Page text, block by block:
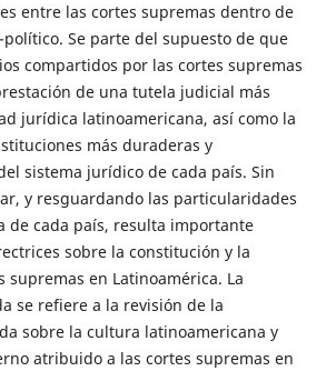
entre las cortes supremas dentro de
Se parte del supuesto de que
compartidos por las cortes supremas
de una tutela judicial más
jurídica latinoamericana, así como la
más duraderas y
sistema jurídico de cada país. Sin
y resguardando las particularidades
de cada país, resulta importante
sobre la constitución y la
supremas en Latinoamérica. La
se refiere a la revisión de la
sobre la cultura latinoamericana y
atribuido a las cortes supremas en